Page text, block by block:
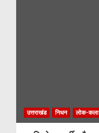
उत्तराखंड निधन लोक-